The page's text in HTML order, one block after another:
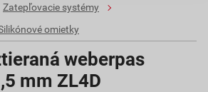
Zatepľovacie systémy
omietky
weberpas
mm ZL4D